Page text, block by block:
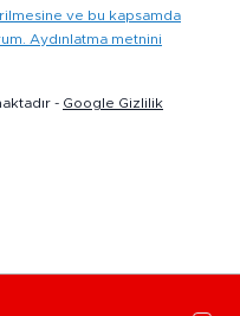
ve bu kapsamda
Aydınlatma metnini
- Google Gizlilik